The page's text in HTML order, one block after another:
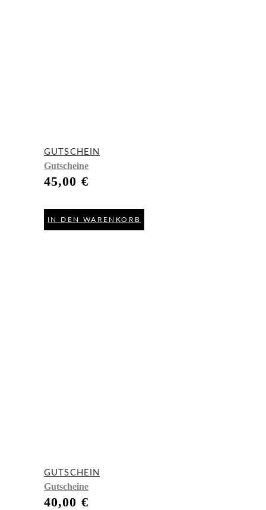
GUTSCHEIN
Gutscheine
45,00 €
IN DEN WARENKORB
GUTSCHEIN
Gutscheine
40,00 €